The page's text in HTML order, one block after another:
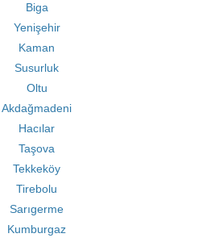
Biga
Yenişehir
Kaman
Susurluk
Oltu
Akdağmadeni
Hacılar
Taşova
Tekkeköy
Tirebolu
Sarıgerme
Kumburgaz